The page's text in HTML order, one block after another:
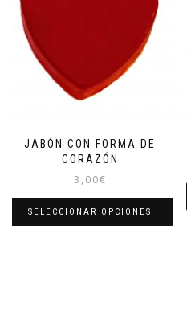
JABÓN CON FORMA DE
CORAZÓN
3,00€
SELECCIONAR OPCIONES